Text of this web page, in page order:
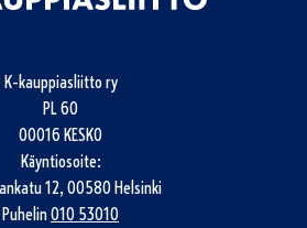
K-kauppiasliitto ry
PL 60
00016 KESKO
Käyntiosoite:
12, 00580 Helsinki
Puhelin010 53010